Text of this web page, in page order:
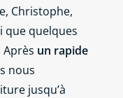
Christophe,
que quelques
Après un rapide
nous
jusqu’à